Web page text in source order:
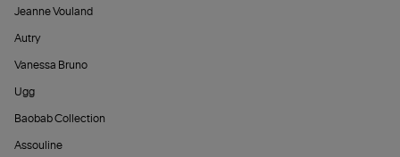
Jeanne Vouland
Autry
Vanessa Bruno
Ugg
Baobab Collection
Assouline